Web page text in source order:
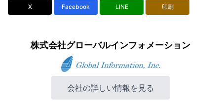
X Facebook LINE 印刷
株式会社グローバルインフォメーション
会社の詳しい情報を見る